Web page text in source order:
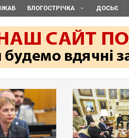
БЛОГОСТРІЧКА ДОСЬЄ